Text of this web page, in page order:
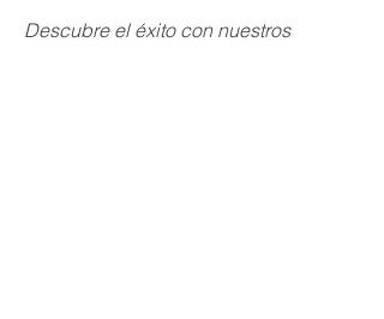
Descubre el éxito con nuestros